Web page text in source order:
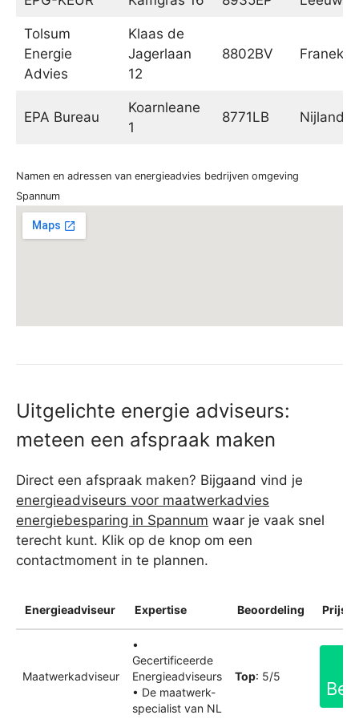
Tolsum
Energie
Advies
Klaas de
Jagerlaan
12
8802BV Franeker
EPA Bureau
Koarnleane
1
8771LB Nijland
Namen en adressen van energieadvies bedrijven omgeving
Spannum
Uitgelichte energie adviseurs:
meteen een afspraak maken
Direct een afspraak maken? Bijgaand vind je
energieadviseurs voor maatwerkadvies
energiebesparing in Spannum waar je vaak snel
terecht kunt. Klik op de knop om een
contactmoment in te plannen.
Energieadviseur Expertise Beoordeling
Maatwerkadviseur
•
Gecertificeerde
Energieadviseurs
• De maatwerk-
specialist van NL
Top: 5/5